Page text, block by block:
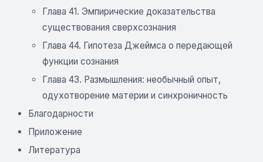
Глава 41. Эмпирические доказательства
существования сверхсознания
Глава 44. Гипотеза Джеймса о передающей
функции сознания
Глава 43. Размышления: необычный опыт,
одухотворение материи и синхроничность
Благодарности
Приложение
Литература